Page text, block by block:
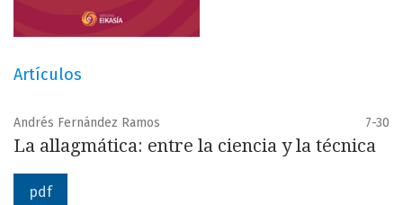
Artículos
Andrés Fernández Ramos 7-30
La allagmática: entre la ciencia y la técnica
pdf